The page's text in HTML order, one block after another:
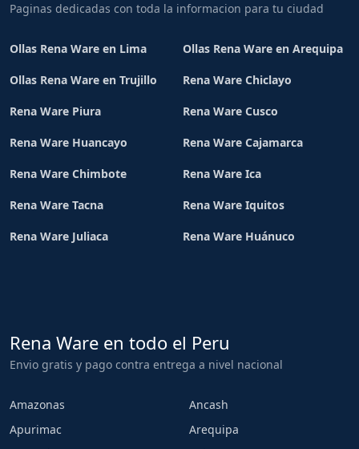
Paginas dedicadas con toda la informacion para tu ciudad
Ollas Rena Ware en Lima Ollas Rena Ware en Arequipa
Ollas Rena Ware en Trujillo Rena Ware Chiclayo
Rena Ware Piura Rena Ware Cusco
Rena Ware Huancayo Rena Ware Cajamarca
Rena Ware Chimbote Rena Ware Ica
Rena Ware Tacna Rena Ware Iquitos
Rena Ware Juliaca Rena Ware Huánuco
Rena Ware en todo el Peru
Envio gratis y pago contra entrega a nivel nacional
Amazonas
Ancash
Apurimac
Arequipa